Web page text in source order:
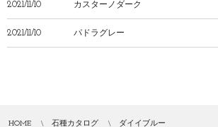
2021/11/10 カスターノダーク
2021/11/10 パドラグレー
HOME 石種カタログ ダイイブルー